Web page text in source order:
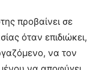
προβαίνει σε
όταν επιδιώκει,
να τον